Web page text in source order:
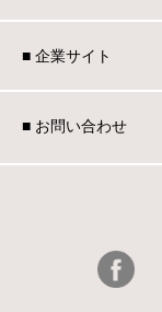
■ 企業サイト
■ お問い合わせ